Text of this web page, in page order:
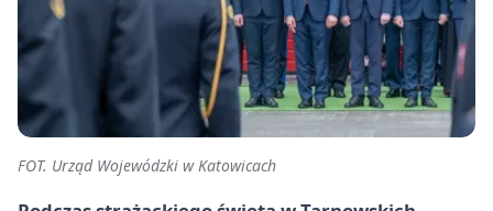
FOT. Urząd Wojewódzki w Katowicach